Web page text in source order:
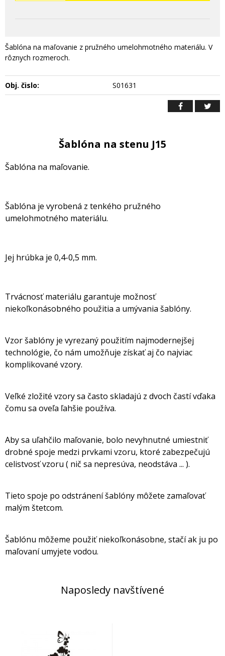
Šablóna na maľovanie z pružného umelohmotného materiálu. V
rôznych rozmeroch.
Obj. čislo: S01631
Šablóna na stenu J15
Šablóna na maľovanie.
Šablóna je vyrobená z tenkého pružného
umelohmotného materiálu.
Jej hrúbka je 0,4-0,5 mm.
Trvácnosť materiálu garantuje možnosť
niekoľkonásobného použitia a umývania šablóny.
Vzor šablóny je vyrezaný použitím najmodernejšej
technológie, čo nám umožňuje získať aj čo najviac
komplikované vzory.
Veľké zložité vzory sa často skladajú z dvoch častí vďaka
čomu sa oveľa ľahšie používa.
Aby sa uľahčilo maľovanie, bolo nevyhnutné umiestniť
drobné spoje medzi prvkami vzoru, ktoré zabezpečujú
celistvosť vzoru ( nič sa nepresúva, neodstáva ... ).
Tieto spoje po odstránení šablóny môžete zamaľovať
malým štetcom.
Šablónu môžeme použiť niekoľkonásobne, stačí ak ju po
maľovaní umyjete vodou.
Naposledy navštívené